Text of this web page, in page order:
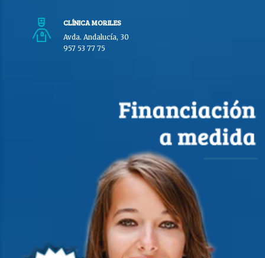
CLÍNICA MORILES
Avda. Andalucía, 30
957 53 77 75